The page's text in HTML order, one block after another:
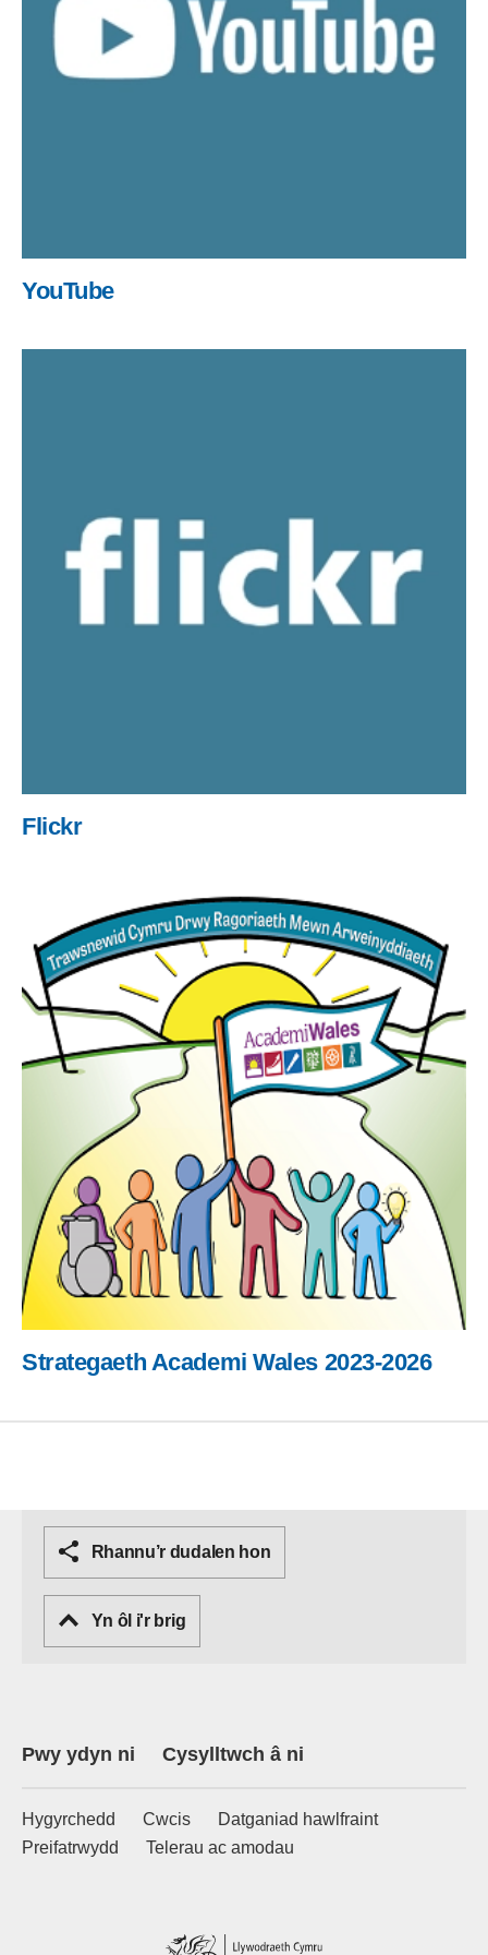
YouTube
Flickr
Strategaeth Academi Wales 2023-2026
Rhannu’r dudalen hon
Yn ôl i'r brig
Pwy ydyn ni Cysylltwch â ni
Hygyrchedd Cwcis
Datganiad hawlfraint
Preifatrwydd
Telerau ac amodau